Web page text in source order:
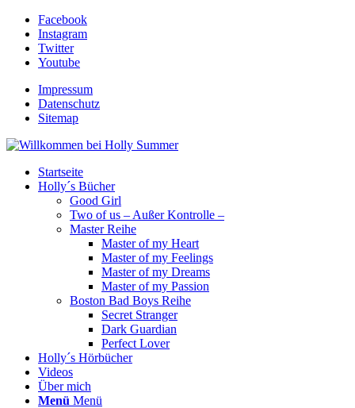
Facebook
Instagram
Twitter
Youtube
Impressum
Datenschutz
Sitemap
Startseite
Holly´s Bücher
Good Girl
Two of us – Außer Kontrolle –
Master Reihe
Master of my Heart
Master of my Feelings
Master of my Dreams
Master of my Passion
Boston Bad Boys Reihe
Secret Stranger
Dark Guardian
Perfect Lover
Holly´s Hörbücher
Videos
Über mich
Menü Menü